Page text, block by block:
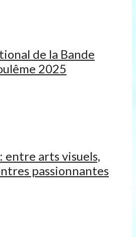
de la Bande
2025
entre arts visuels,
passionnantes